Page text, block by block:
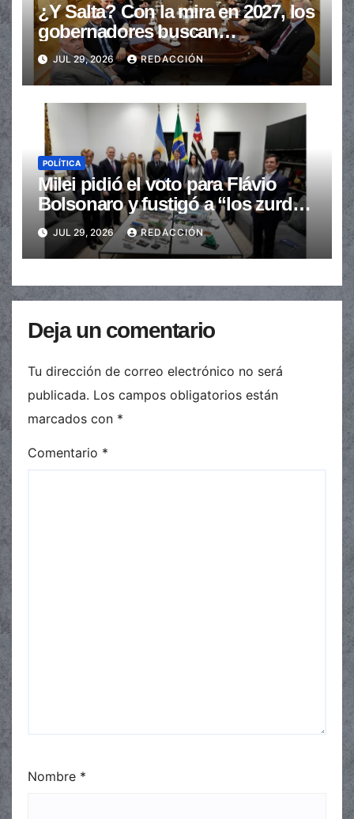
¿Y Salta? Con la mira en 2027, los
gobernadores buscan
provincializar la elección
JUL 29, 2026 REDACCIÓN
POLÍTICA
Milei pidió el voto para Flávio
Bolsonaro y fustigó a “los zurdos
de mierda”
JUL 29, 2026 REDACCIÓN
Deja un comentario
Tu dirección de correo electrónico no será
publicada. Los campos obligatorios están
marcados con *
Comentario *
Nombre *